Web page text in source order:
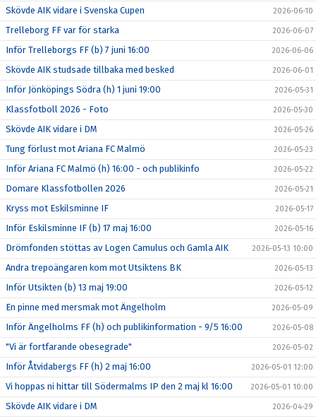
Skövde AIK vidare i Svenska Cupen 2026-06-10
Trelleborg FF var för starka 2026-06-07
Inför Trelleborgs FF (b) 7 juni 16:00 2026-06-06
Skövde AIK studsade tillbaka med besked 2026-06-01
Inför Jönköpings Södra (h) 1 juni 19:00 2026-05-31
Klassfotboll 2026 - Foto 2026-05-30
Skövde AIK vidare i DM 2026-05-26
Tung förlust mot Ariana FC Malmö 2026-05-23
Inför Ariana FC Malmö (h) 16:00 - och publikinfo 2026-05-22
Domare Klassfotbollen 2026 2026-05-21
Kryss mot Eskilsminne IF 2026-05-17
Inför Eskilsminne IF (b) 17 maj 16:00 2026-05-16
Drömfonden stöttas av Logen Camulus och Gamla AIK 2026-05-13 10:00
Andra trepoängaren kom mot Utsiktens BK 2026-05-13
Inför Utsikten (b) 13 maj 19:00 2026-05-12
En pinne med mersmak mot Ängelholm 2026-05-09
Inför Ängelholms FF (h) och publikinformation - 9/5 16:00 2026-05-08
"Vi är fortfarande obesegrade" 2026-05-02
Inför Åtvidabergs FF (h) 2 maj 16:00 2026-05-01 12:00
Vi hoppas ni hittar till Södermalms IP den 2 maj kl 16:00 2026-05-01 10:00
Skövde AIK vidare i DM 2026-04-29